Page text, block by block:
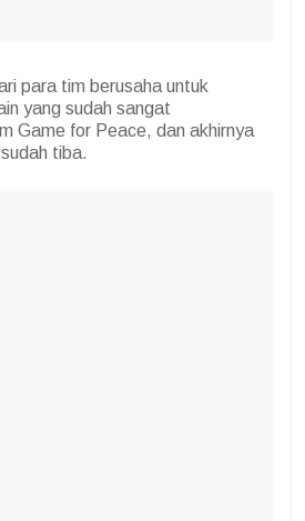
para tim berusaha untuk
yang sudah sangat
Game for Peace, dan akhirnya
tiba.